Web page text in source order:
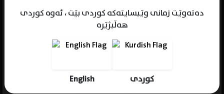
دەتەوێت زمانی وێبسایتەکە کوردی بێت ، ئەوە کوردی
هەڵبژێرە
English کوردی
Gender : male
Place of birth : India